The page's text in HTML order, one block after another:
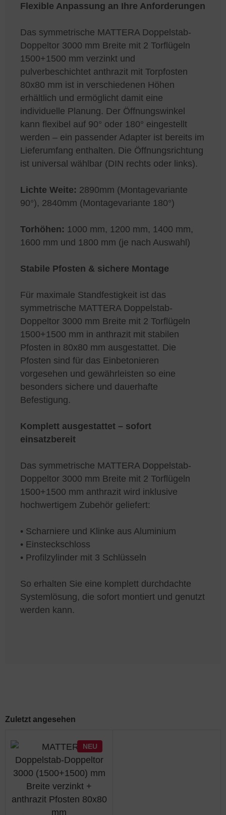
Flexible Anpassung an Ihre Anforderungen
Das symmetrische MATTERA Doppelstab-
Doppeltor 3000 mm Breite mit 2 Torflügeln
1500+1500 mm verzinkt und
pulverbeschichtet anthrazit mit Torpfosten
80x80 mm ist in verschiedenen Höhen
erhältlich und ermöglicht damit eine
individuelle Planung. Der Öffnungswinkel
kann flexibel auf 90° oder 180° eingestellt
werden – ein passender Adapter ist bereits im
Lieferumfang enthalten. Die Öffnungsrichtung
ist universal wählbar (DIN rechts oder links).
Lichte Weite: 2890mm (Montagevariante
90°), 2840mm (Montagevariante 180°)
Torhöhen: 1000 mm, 1200 mm, 1400 mm,
1600 mm und 1800 mm (je nach Auswahl)
Stabile Pfosten & sichere Montage
Für maximale Standfestigkeit ist das
symmetrische MATTERA Doppelstab-
Doppeltor 3000 mm Breite mit 2 Torflügeln
1500+1500 mm in anthrazit mit stabilen
Pfosten in 80x80 mm ausgestattet. Die
Pfosten sind für das Einbetonieren
vorgesehen und gewährleisten so eine
besonders sichere und dauerhafte
Befestigung.
Komplett ausgestattet – sofort
einsatzbereit
Das symmetrische MATTERA Doppelstab-
Doppeltor 3000 mm Breite mit 2 Torflügeln
1500+1500 mm anthrazit wird inklusive
hochwertigem Zubehör geliefert:
• Scharniere und Klinke aus Aluminium
• Einsteckschloss
• Profilzylinder mit 3 Schlüsseln
So erhalten Sie eine komplett durchdachte
Systemlösung, die sofort montiert und genutzt
werden kann.
Zuletzt angesehen
NEU